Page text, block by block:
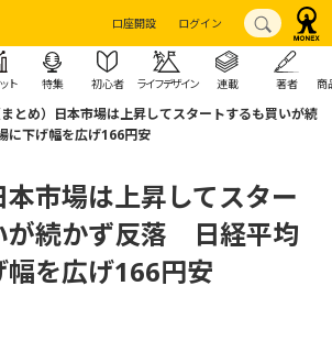
口座開設 ログイン
ト 特集 初心者 ライフデザイン 連載 著者 商
まとめ）日本市場は上昇してスタートするも買いが続
下げ幅を広げ166円安
本市場は上昇してスター
が続かず反落 日経平均
幅を広げ166円安